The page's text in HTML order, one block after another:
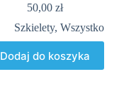
50,00zł
Szkielety,Wszystko
Dodaj do koszyka